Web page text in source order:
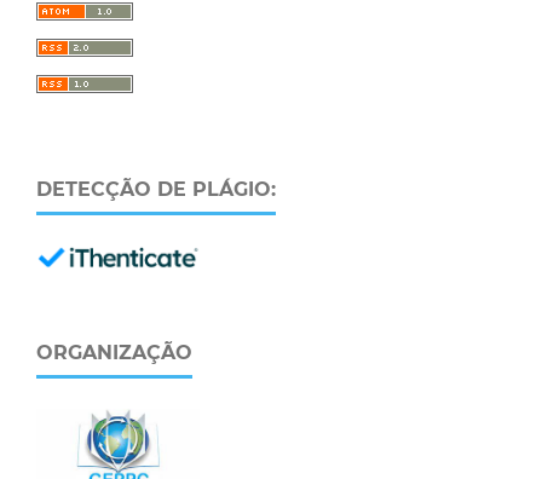
DETECÇÃO DE PLÁGIO:
ORGANIZAÇÃO